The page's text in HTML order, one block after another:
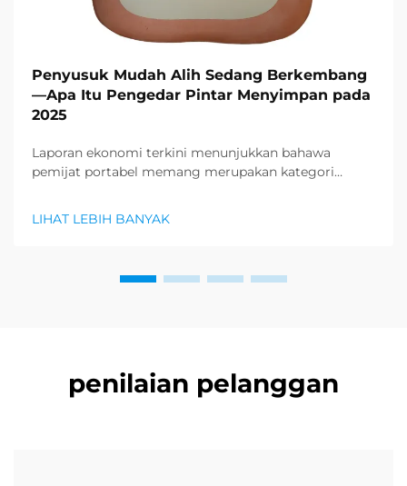
Penyusuk Mudah Alih Sedang Berkembang
—Apa Itu Pengedar Pintar Menyimpan pada
2025
Laporan ekonomi terkini menunjukkan bahawa
pemijat portabel memang merupakan kategori
relaksasi sedang muncul. Pengedar sudah
LIHAT LEBIH BANYAK
penilaian pelanggan